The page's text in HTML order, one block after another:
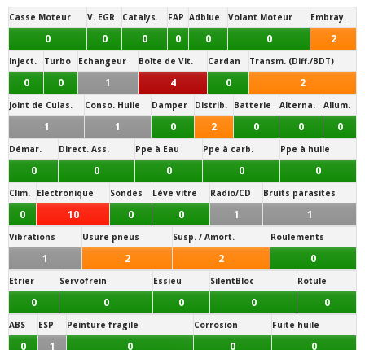
Casse Moteur V. EGR Catalys. FAP Adblue Volant Moteur Embray.
0 0 0 0 0 0 2
Inject. Turbo Echangeur Boîte de Vit. Cardan Transm. (Diff./BDT)
0 0 1 4 0 2
Joint de Culas. Conso. Huile Damper Distrib. Batterie Alterna. Allum.
1 1 0 2 0 0 0
Démar. Direct. Ass. Ppe à Eau Ppe à carb. Ppe à huile
0 0 0 0 0
Clim. Electronique Sondes Lève vitre Radio/CD Bruits parasites
0 10 0 0 1 1
Vibrations Usure pneus Susp. / Amort. Roulements
1 2 2 0
Etrier Servofrein Essieu SilentBloc Rotule
0 0 0 0 0
ABS ESP Peinture fragile Corrosion Fuite huile
0 1 0 0 0